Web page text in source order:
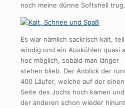
noch meine dünne Softshell trug.
Es war nämlich sackrisch kalt,
windig und ein Auskühlen quasi
hoc möglich, sobald man länger
stehen blieb. Der Anblick der
400 Läufer, welche auf der einen
Seite des Jochs hoch kamen
der anderen schon wieder